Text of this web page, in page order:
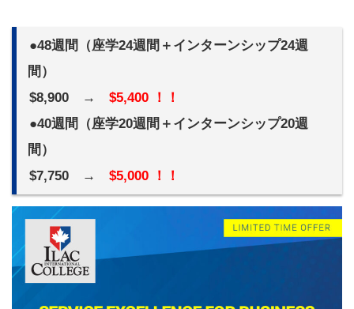
●48週間（座学24週間＋インターンシップ24週
間）
$8,900 → $5,400 ！！
●40週間（座学20週間＋インターンシップ20週
間）
$7,750 → $5,000 ！！